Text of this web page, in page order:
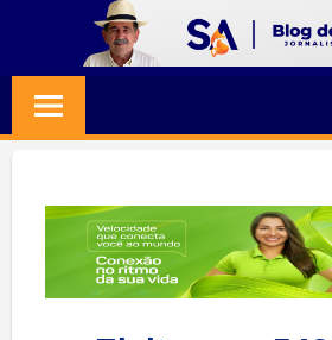
content
Jornalismo
Credibilidade